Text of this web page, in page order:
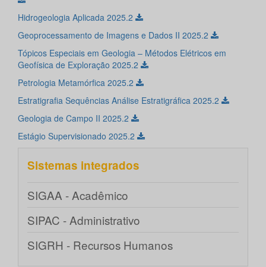
Hidrogeologia Aplicada 2025.2
Geoprocessamento de Imagens e Dados II 2025.2
Tópicos Especiais em Geologia – Métodos Elétricos em
Geofísica de Exploração 2025.2
Petrologia Metamórfica 2025.2
Estratigrafia Sequências Análise Estratigráfica 2025.2
Geologia de Campo II 2025.2
Estágio Supervisionado 2025.2
Sistemas integrados
SIGAA - Acadêmico
SIPAC - Administrativo
SIGRH - Recursos Humanos